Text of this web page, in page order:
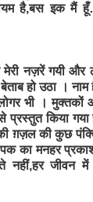
है,बस इक मैं
नज़रें गयी और
हो उठा । नाम
भी ।
प्रस्तुत किया
ग़ज़ल की कुछ
का मनहर
नहीं,हर जीवन में